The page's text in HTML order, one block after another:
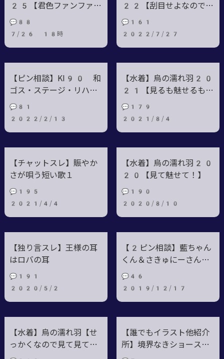
25【君色ファンファー
レ】
💬88
7/26 18時
22【刮目せよなのでっ
す！】
💬161
2022/7/27
【ピン相談】KI90 和
ゴス・ステージ・リハー
サル
💬81
2022/2/13
【水着】烏の濡れ羽20
21【見るも魅せるもよ
し！】
💬179
2021/8/4
【チャットスレ】賑やか
さが唄う短い歌１
💬195
2021/4/4
【水着】烏の濡れ羽20
20【見て魅せて！】
💬190
2020/8/10
【独り言スレ】王様の耳
はロバの耳
💬191
2020/5/2
【2ピン相談】藍ちゃん
くん＆さきゅにーさん狂
騒曲！
💬46
2019/12/17
【水着】烏の濡れ羽【せ
っかくなので見て見て
場！】
【誰でもイラスト他紹介
所】境界なきショーステ
ージ